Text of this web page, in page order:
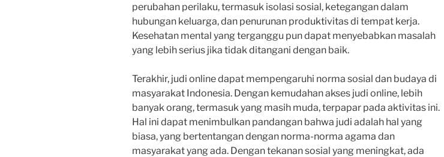
perubahan perilaku, termasuk isolasi sosial, ketegangan dalam
hubungan keluarga, dan penurunan produktivitas di tempat kerja.
Kesehatan mental yang terganggu pun dapat menyebabkan masalah
yang lebih serius jika tidak ditangani dengan baik.
Terakhir, judi online dapat mempengaruhi norma sosial dan budaya di
masyarakat Indonesia. Dengan kemudahan akses judi online, lebih
banyak orang, termasuk yang masih muda, terpapar pada aktivitas ini.
Hal ini dapat menimbulkan pandangan bahwa judi adalah hal yang
biasa, yang bertentangan dengan norma-norma agama dan
masyarakat yang ada. Dengan tekanan sosial yang meningkat, ada